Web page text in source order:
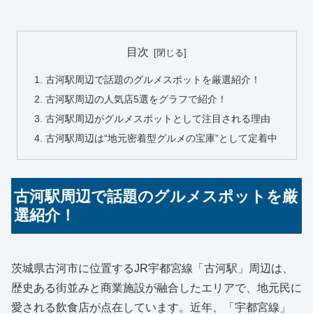
目次
古河駅周辺で話題のグルメスポットを厳選紹介！
古河駅周辺の人気店5選をグラフで紹介！
古河駅周辺がグルメスポットとして注目される理由
古河駅周辺は“地元密着型グルメの宝庫”として定着中
古河駅周辺で話題のグルメスポットを厳
選紹介！
茨城県古河市に位置するJR宇都宮線「古河駅」周辺は、
歴史ある街並みと商業施設が融合したエリアで、地元民に
愛される飲食店が点在しています。近年、「宇都宮線」